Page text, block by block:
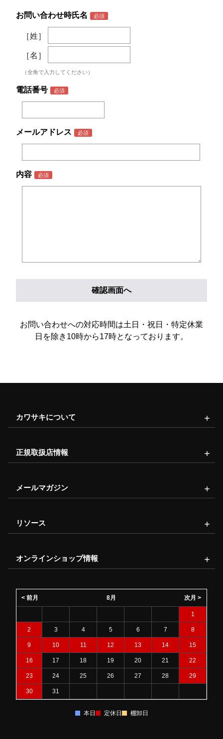
お問い合わせ時氏名
［姓］
［名］
（全角で入力してください）
電話番号
メールアドレス
内容
お問い合わせへの対応時間は土日・祝日・特定休業
日を除き10時から17時となっております。
カワサキについて
正規取扱店情報
メールマガジン
リソース
オンラインショップ情報
8月
< 前月 次月 >
1
2 3 4 5 6 7 8
9 10 11 12 13 14 15
16 17 18 19 20 21 22
23 24 25 26 27 28 29
30 31
本日 定休日 棚卸日